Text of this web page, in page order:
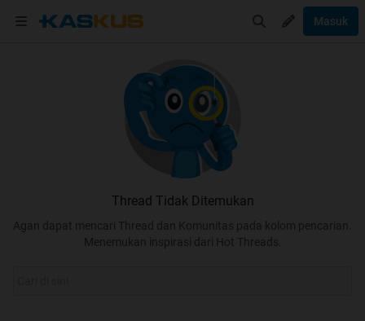
Masuk
Thread Tidak Ditemukan
Agan dapat mencari Thread dan Komunitas pada kolom pencarian.
Menemukan inspirasi dari Hot Threads.